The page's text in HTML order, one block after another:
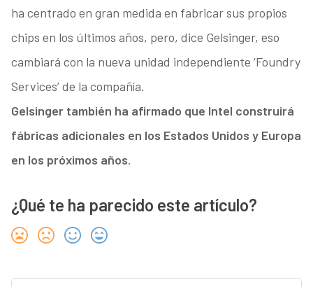
ha centrado en gran medida en fabricar sus propios
chips en los últimos años, pero, dice Gelsinger, eso
cambiará con la nueva unidad independiente ‘Foundry
Services’ de la compañía.
Gelsinger también ha afirmado que Intel construirá
fábricas adicionales en los Estados Unidos y Europa
en los próximos años.
¿Qué te ha parecido este artículo?